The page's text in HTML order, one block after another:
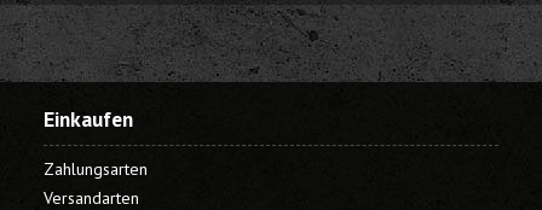
Einkaufen
Zahlungsarten
Versandarten